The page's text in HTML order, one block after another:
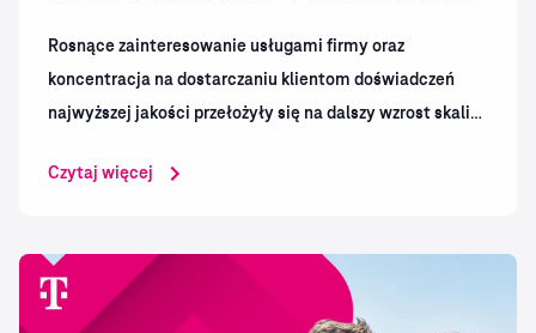
Rosnące zainteresowanie usługami firmy oraz
koncentracja na dostarczaniu klientom doświadczeń
najwyższej jakości przełożyły się na dalszy wzrost skali
wyniki finansowe i operacyjne, zwiększając jednocześnie
W drugim kwartale 2026 r. T‑Mobile Polska
konsekwentnie...
Czytaj więcej